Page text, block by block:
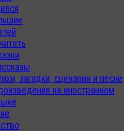
загадки, сценарии и песни
на иностранном